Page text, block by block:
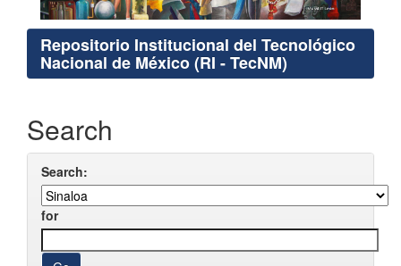
Repositorio Institucional del Tecnológico
Nacional de México (RI - TecNM)
Search
Search:
for